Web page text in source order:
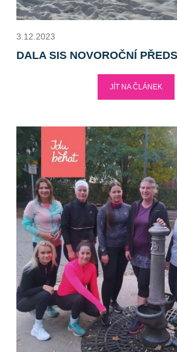
3.12.2023
DALA SIS NOVOROČNÍ
JÍT NA ČLÁNEK